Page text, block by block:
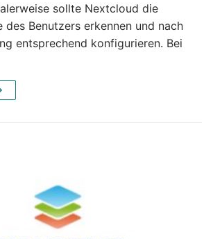
sollte Nextcloud die
des Benutzers erkennen und nach
entsprechend konfigurieren. Bei